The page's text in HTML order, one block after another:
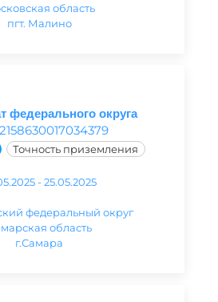
область
пгт. Малино
федерального округа
Точность приземления
- 25.05.2025
федеральный округ
область
г.Самара